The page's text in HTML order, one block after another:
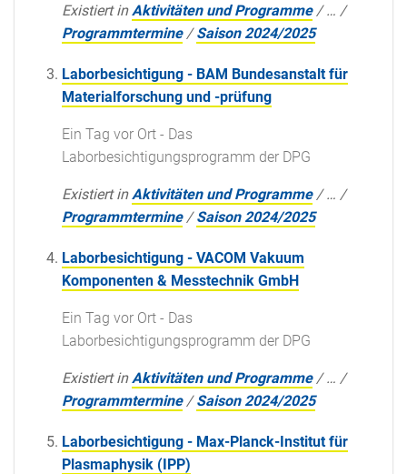
Existiert in Aktivitäten und Programme /… /
Programmtermine /Saison 2024/2025
Laborbesichtigung - BAM Bundesanstalt für
Materialforschung und -prüfung
Ein Tag vor Ort - Das
Laborbesichtigungsprogramm der DPG
Existiert in Aktivitäten und Programme /… /
Programmtermine /Saison 2024/2025
Laborbesichtigung - VACOM Vakuum
Komponenten & Messtechnik GmbH
Ein Tag vor Ort - Das
Laborbesichtigungsprogramm der DPG
Existiert in Aktivitäten und Programme /… /
Programmtermine /Saison 2024/2025
Laborbesichtigung - Max-Planck-Institut für
Plasmaphysik (IPP)